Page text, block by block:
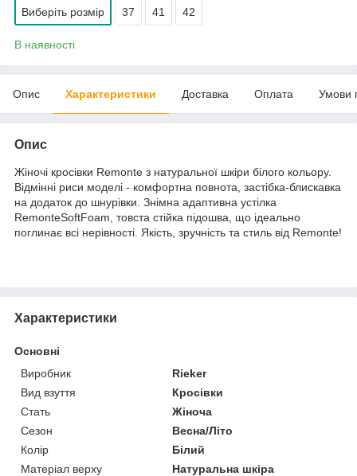
Виберіть розмір 37 41 42
В наявності
Опис Характеристики Доставка Оплата Умови
Опис
Жіночі кросівки Remonte з натуральної шкіри білого кольору.
Відмінні риси моделі - комфортна повнота, застібка-блискавка
на додаток до шнурівки. Знімна адаптивна устілка
RemonteSoftFoam, товста стійка підошва, що ідеально
поглинає всі нерівності. Якість, зручність та стиль від Remonte!
Характеристики
Основні
Виробник
Rieker
Вид взуття
Кросівки
Стать
Жіноча
Сезон
Весна/Літо
Колір
Білий
Матеріал верху
Натуральна шкіра